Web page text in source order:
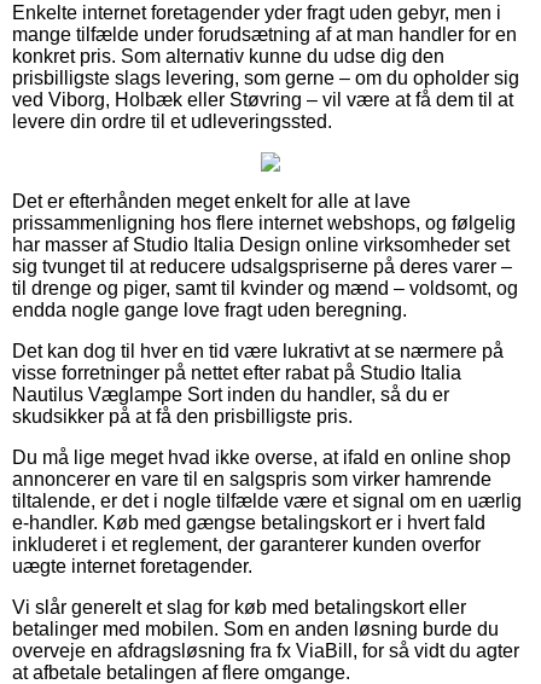
Enkelte internet foretagender yder fragt uden gebyr, men i
mange tilfælde under forudsætning af at man handler for en
konkret pris. Som alternativ kunne du udse dig den
prisbilligste slags levering, som gerne – om du opholder sig
ved Viborg, Holbæk eller Støvring – vil være at få dem til at
levere din ordre til et udleveringssted.
Det er efterhånden meget enkelt for alle at lave
prissammenligning hos flere internet webshops, og følgelig
har masser af Studio Italia Design online virksomheder set
sig tvunget til at reducere udsalgspriserne på deres varer –
til drenge og piger, samt til kvinder og mænd – voldsomt, og
endda nogle gange love fragt uden beregning.
Det kan dog til hver en tid være lukrativt at se nærmere på
visse forretninger på nettet efter rabat på Studio Italia
Nautilus Væglampe Sort inden du handler, så du er
skudsikker på at få den prisbilligste pris.
Du må lige meget hvad ikke overse, at ifald en online shop
annoncerer en vare til en salgspris som virker hamrende
tiltalende, er det i nogle tilfælde være et signal om en uærlig
e-handler. Køb med gængse betalingskort er i hvert fald
inkluderet i et reglement, der garanterer kunden overfor
uægte internet foretagender.
Vi slår generelt et slag for køb med betalingskort eller
betalinger med mobilen. Som en anden løsning burde du
overveje en afdragsløsning fra fx ViaBill, for så vidt du agter
at afbetale betalingen af flere omgange.